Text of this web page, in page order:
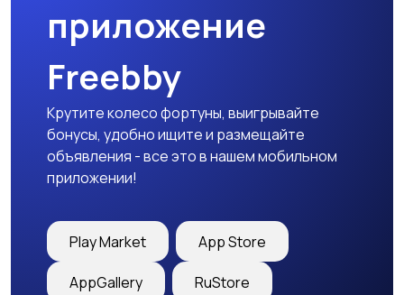
приложение
Freebby
Крутите колесо фортуны, выигрывайте
бонусы, удобно ищите и размещайте
объявления - все это в нашем мобильном
приложении!
Play Market App Store
AppGallery RuStore